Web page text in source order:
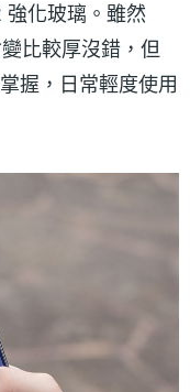
化玻璃。雖然
比較厚沒錯，但
握，日常輕度使用